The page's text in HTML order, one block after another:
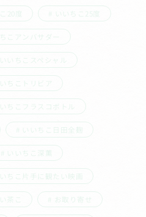
20度 いいちこ25度
ちこアンバサダー
いいちこスペシャル
いちこトリビア
いちこフラスコボトル
いいちこ日田全麹
いいちこ深薫
いちこ片手に観たい映画
い茶こ お取り寄せ